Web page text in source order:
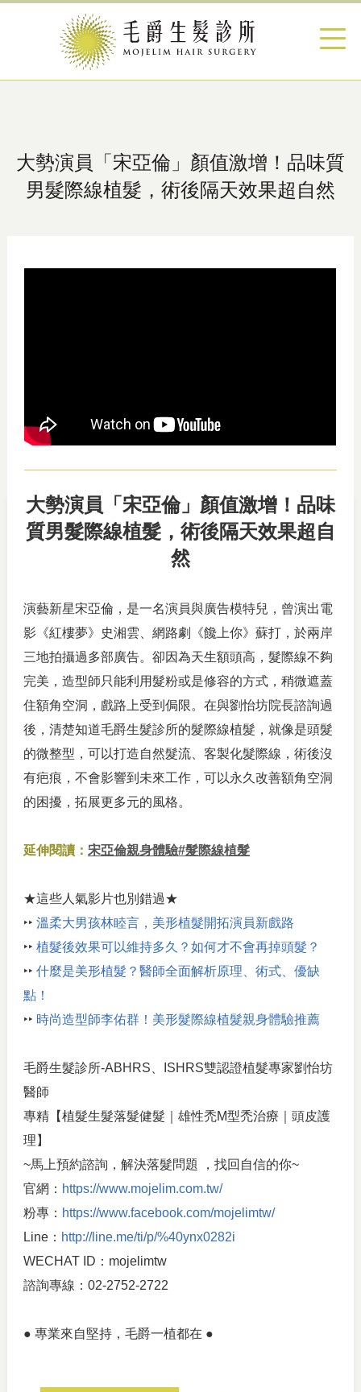
大勢演員「宋亞倫」顏值激增！品味質
男髮際線植髮，術後隔天效果超自然
大勢演員「宋亞倫」顏值激增！品味
質男髮際線植髮，術後隔天效果超自
然
演藝新星宋亞倫，是一名演員與廣告模特兒，曾演出電
影《紅樓夢》史湘雲、網路劇《饞上你》蘇打，於兩岸
三地拍攝過多部廣告。卻因為天生額頭高，髮際線不夠
完美，造型師只能利用髮粉或是修容的方式，稍微遮蓋
住額角空洞，戲路上受到侷限。在與劉怡坊院長諮詢過
後，清楚知道毛爵生髮診所的髮際線植髮，就像是頭髮
的微整型，可以打造自然髮流、客製化髮際線，術後沒
有疤痕，不會影響到未來工作，可以永久改善額角空洞
的困擾，拓展更多元的風格。
延伸閱讀： 宋亞倫親身體驗#髮際線植髮
★這些人氣影片也別錯過★
‣‣ 溫柔大男孩林睦言，美形植髮開拓演員新戲路
‣‣ 植髮後效果可以維持多久？如何才不會再掉頭髮？
‣‣ 什麼是美形植髮？醫師全面解析原理、術式、優缺
點！
‣‣ 時尚造型師李佑群！美形髮際線植髮親身體驗推薦
毛爵生髮診所-ABHRS、ISHRS雙認證植髮專家劉怡坊
醫師
專精【植髮生髮落髮健髮｜雄性禿M型禿治療｜頭皮護
理】
~馬上預約諮詢，解決落髮問題 ，找回自信的你~
官網： https://www.mojelim.com.tw/
粉專： https://www.facebook.com/mojelimtw/
Line： http://line.me/ti/p/%40ynx0282i
WECHAT ID：mojelimtw
諮詢專線：02-2752-2722
● 專業來自堅持，毛爵一植都在 ●